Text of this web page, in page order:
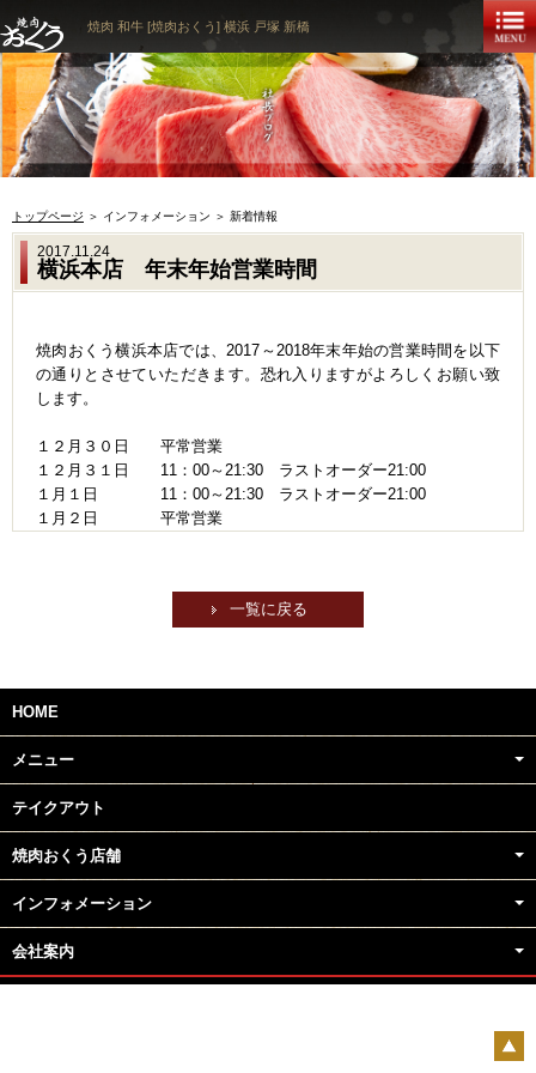
焼肉 和牛 [焼肉おくう] 横浜 戸塚 新橋
トップページ ＞ インフォメーション ＞ 新着情報
2017.11.24
横浜本店 年末年始営業時間
焼肉おくう横浜本店では、2017～2018年末年始の営業時間を以下
の通りとさせていただきます。恐れ入りますがよろしくお願い致
します。
１２月３０日 平常営業
１２月３１日 11：00～21:30 ラストオーダー21:00
１月１日 11：00～21:30 ラストオーダー21:00
１月２日 平常営業
一覧に戻る
HOME
メニュー
テイクアウト
焼肉おくう店舗
インフォメーション
会社案内